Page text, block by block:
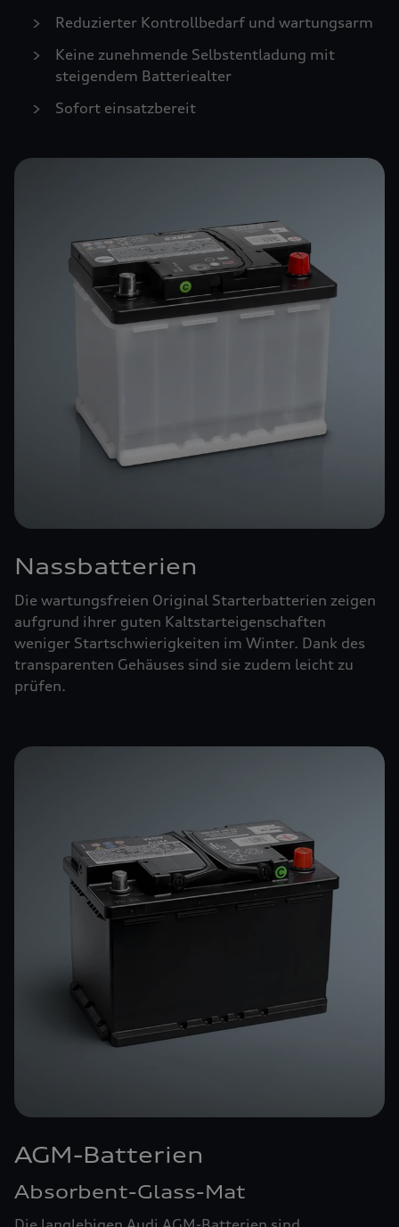
Reduzierter Kontrollbedarf und wartungsarm
Keine zunehmende Selbstentladung mit
steigendem Batteriealter
Sofort einsatzbereit
Nassbatterien
Die wartungsfreien Original Starterbatterien zeigen
aufgrund ihrer guten Kaltstarteigenschaften
weniger Startschwierigkeiten im Winter. Dank des
transparenten Gehäuses sind sie zudem leicht zu
prüfen.
AGM-Batterien
Absorbent-Glass-Mat